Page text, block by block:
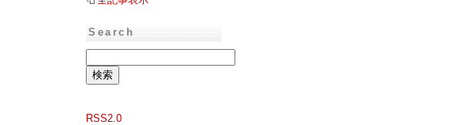
Search
RSS2.0